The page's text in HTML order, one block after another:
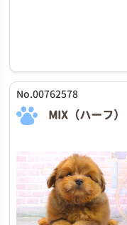
No.00762578
MIX（ハーフ）